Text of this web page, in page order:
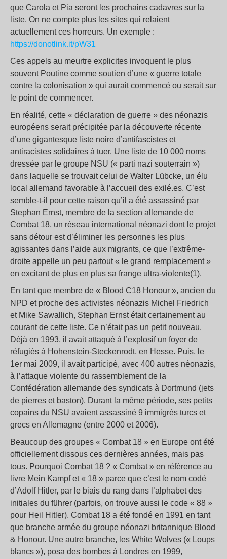
que Carola et Pia seront les prochains cadavres sur la
liste. On ne compte plus les sites qui relaient
actuellement ces horreurs. Un exemple :
https://donotlink.it/pW31
Ces appels au meurtre explicites invoquent le plus
souvent Poutine comme soutien d’une « guerre totale
contre la colonisation » qui aurait commencé ou serait sur
le point de commencer.
En réalité, cette « déclaration de guerre » des néonazis
européens serait précipitée par la découverte récente
d’une gigantesque liste noire d’antifascistes et
antiracistes solidaires à tuer. Une liste de 10 000 noms
dressée par le groupe NSU (« parti nazi souterrain »)
dans laquelle se trouvait celui de Walter Lübcke, un élu
local allemand favorable à l’accueil des exilé.es. C’est
semble-t-il pour cette raison qu’il a été assassiné par
Stephan Ernst, membre de la section allemande de
Combat 18, un réseau international néonazi dont le projet
sans détour est d’éliminer les personnes les plus
agissantes dans l’aide aux migrants, ce que l’extrême-
droite appelle un peu partout « le grand remplacement »
en excitant de plus en plus sa frange ultra-violente(1).
En tant que membre de « Blood C18 Honour », ancien du
NPD et proche des activistes néonazis Michel Friedrich
et Mike Sawallich, Stephan Ernst était certainement au
courant de cette liste. Ce n’était pas un petit nouveau.
Déjà en 1993, il avait attaqué à l’explosif un foyer de
réfugiés à Hohenstein-Steckenrodt, en Hesse. Puis, le
1er mai 2009, il avait participé, avec 400 autres néonazis,
à l’attaque violente du rassemblement de la
Confédération allemande des syndicats à Dortmund (jets
de pierres et baston). Durant la même période, ses petits
copains du NSU avaient assassiné 9 immigrés turcs et
grecs en Allemagne (entre 2000 et 2006).
Beaucoup des groupes « Combat 18 » en Europe ont été
officiellement dissous ces dernières années, mais pas
tous. Pourquoi Combat 18 ? « Combat » en référence au
livre Mein Kampf et « 18 » parce que c’est le nom codé
d’Adolf Hitler, par le biais du rang dans l’alphabet des
initiales du führer (parfois, on trouve aussi le code « 88 »
pour Heil Hitler). Combat 18 a été fondé en 1991 en tant
que branche armée du groupe néonazi britannique Blood
& Honour. Une autre branche, les White Wolves (« Loups
blancs »), posa des bombes à Londres en 1999,